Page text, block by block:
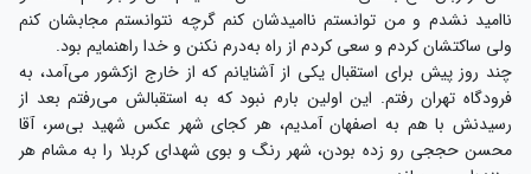
ناامید نشدم و من توانستم ناامیدشان کنم گرچه نتوانستم مجابشان کنم
ولی ساکتشان کردم و سعی کردم از راه به‌درم نکنن و خدا راهنمایم بود.
چند روز پیش برای استقبال یکی از آشنایانم که از خارج ازکشور می‌آمد، به
فرودگاه تهران رفتم. این اولین بارم نبود که به استقبالش می‌رفتم بعد از
رسیدنش با هم به اصفهان آمدیم، هر کجای شهر عکس شهید بی‌سر، آقا
محسن حججی رو زده بودن، شهر رنگ و بوی شهدای کربلا را به مشام هر